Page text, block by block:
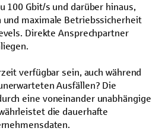
100 Gbit/s und darüber hinaus,
maximale Betriebssicherheit
Direkte Ansprechpartner
verfügbar sein, auch während
Ausfällen? Die
eine voneinander unabhängige
die dauerhafte